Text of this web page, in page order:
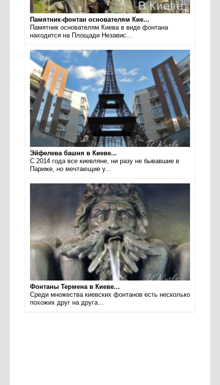
Памятник-фонтан основателям Кие...
Памятник основателям Киева в виде фонтана
находится на Площади Независ...
Эйфелева башня в Киеве...
С 2014 года все киевляне, ни разу не бывавшие в
Париже, но мечтающие у...
Фонтаны Термена в Киеве...
Среди множества киевских фонтанов есть несколько
похожих друг на друга...